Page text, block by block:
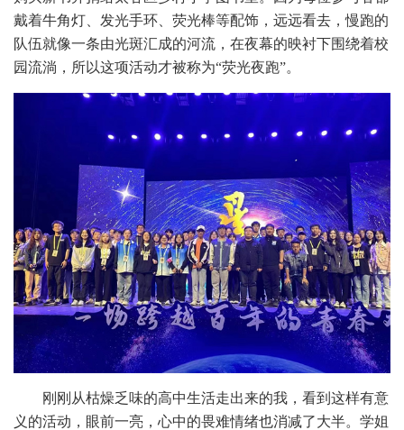
戴着牛角灯、发光手环、荧光棒等配饰，远远看去，慢跑的
队伍就像一条由光斑汇成的河流，在夜幕的映衬下围绕着校
园流淌，所以这项活动才被称为“荧光夜跑”。
刚刚从枯燥乏味的高中生活走出来的我，看到这样有意
义的活动，眼前一亮，心中的畏难情绪也消减了大半。学姐